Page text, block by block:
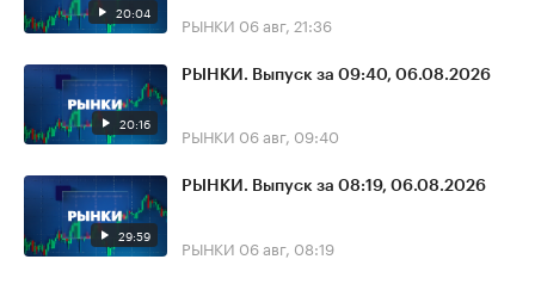
20:04 РЫНКИ 06 авг, 21:36
20:16
РЫНКИ. Выпуск за 09:40, 06.08.2026
РЫНКИ 06 авг, 09:40
29:59
РЫНКИ. Выпуск за 08:19, 06.08.2026
РЫНКИ 06 авг, 08:19